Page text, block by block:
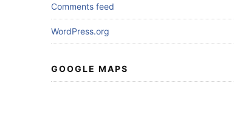
Comments feed
WordPress.org
GOOGLE MAPS